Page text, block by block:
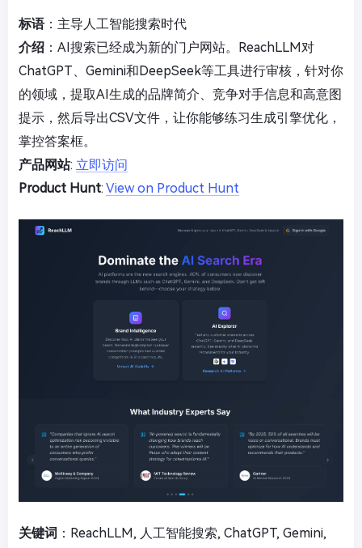
标语：主导人工智能搜索时代
介绍 ：AI搜索已经成为新的门户网站。ReachLLM对
ChatGPT、Gemini和DeepSeek等工具进行审核，针对你
的领域，提取AI生成的品牌简介、竞争对手信息和高意图
提示，然后导出CSV文件，让你能够练习生成引擎优化，
掌控答案框。
产品网站: 立即访问
Product Hunt: View on Product Hunt
关键词 ：ReachLLM, 人工智能搜索, ChatGPT, Gemini,